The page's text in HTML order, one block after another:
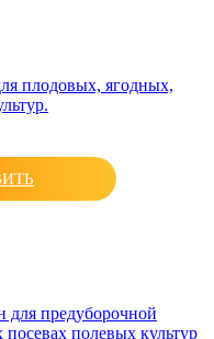
плодовых, ягодных,
для предуборочной
полевых культур